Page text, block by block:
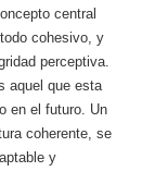
central
cohesivo, y
perceptiva.
aquel que esta
en el futuro. Un
coherente, se
y